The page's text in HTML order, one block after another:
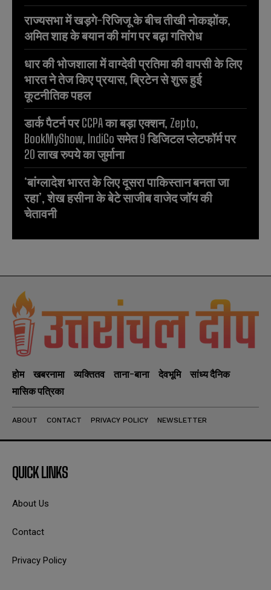
राज्यसभा में खड़गे-रिजिजू के बीच तीखी नोकझोंक,
अमित शाह के बयान की मांग पर बढ़ा गतिरोध
धार की भोजशाला में वाग्देवी प्रतिमा की वापसी के लिए
भारत ने तेज किए प्रयास, ब्रिटेन से शुरू हुई
कूटनीतिक पहल
डार्क पैटर्न पर CCPA का बड़ा एक्शन, Zepto,
BookMyShow, IndiGo समेत 9 डिजिटल प्लेटफॉर्म पर
20 लाख रुपये का जुर्माना
‘बांग्लादेश भारत के लिए दूसरा पाकिस्तान बनता जा
रहा’, शेख हसीना के बेटे साजीब वाजेद जॉय की
चेतावनी
होम खबरनामा व्यक्तितव ताना-बाना देवभूमि
सांध्य दैनिक
मासिक पत्रिका
ABOUT CONTACT PRIVACY POLICY NEWSLETTER
QUICK LINKS
About Us
Contact
Privacy Policy